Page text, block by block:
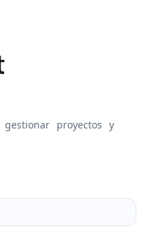
proyectos y